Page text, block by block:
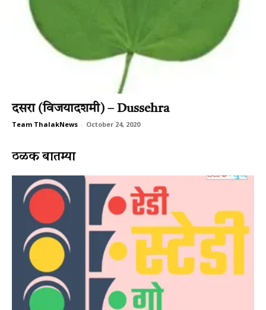
दसरा (विजयादशमी) – Dussehra
Team ThalakNews - October 24, 2020
ठळक बातम्या